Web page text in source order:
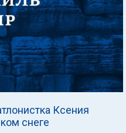
Ксения
снеге